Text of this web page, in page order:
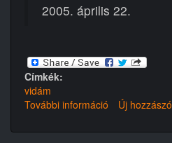
2005. április 22.
Címkék:
vidám
További információ Születés
kapcsolatosan
Új